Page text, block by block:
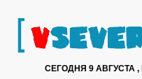
СЕГОДНЯ 9 АВГУСТА